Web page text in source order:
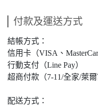
付款及運送方式
結帳方式：
信用卡（VISA、
行動支付（Line Pay）
超商付款（7-11/全家/萊爾
配送方式：